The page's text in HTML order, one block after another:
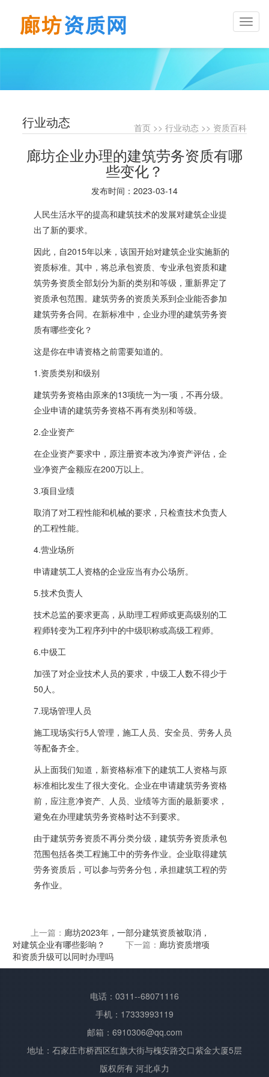
行业动态 首页>> 行业动态>> 资质百科
廊坊企业办理的建筑劳务资质有哪
些变化？
发布时间：2023-03-14
人民生活水平的提高和建筑技术的发展对建筑企业提
出了新的要求。
因此，自2015年以来，该国开始对建筑企业实施新的
资质标准。其中，将总承包资质、专业承包资质和建
筑劳务资质全部划分为新的类别和等级，重新界定了
资质承包范围。建筑劳务的资质关系到企业能否参加
建筑劳务合同。在新标准中，企业办理的建筑劳务资
质有哪些变化？
这是你在申请资格之前需要知道的。
1.资质类别和级别
建筑劳务资格由原来的13项统一为一项，不再分级。
企业申请的建筑劳务资格不再有类别和等级。
2.企业资产
在企业资产要求中，原注册资本改为净资产评估，企
业净资产金额应在200万以上。
3.项目业绩
取消了对工程性能和机械的要求，只检查技术负责人
的工程性能。
4.营业场所
申请建筑工人资格的企业应当有办公场所。
5.技术负责人
技术总监的要求更高，从助理工程师或更高级别的工
程师转变为工程序列中的中级职称或高级工程师。
6.中级工
加强了对企业技术人员的要求，中级工人数不得少于
50人。
7.现场管理人员
施工现场实行5人管理，施工人员、安全员、劳务人员
等配备齐全。
从上面我们知道，新资格标准下的建筑工人资格与原
标准相比发生了很大变化。企业在申请建筑劳务资格
前，应注意净资产、人员、业绩等方面的最新要求，
避免在办理建筑劳务资格时达不到要求。
由于建筑劳务资质不再分类分级，建筑劳务资质承包
范围包括各类工程施工中的劳务作业。企业取得建筑
劳务资质后，可以参与劳务分包，承担建筑工程的劳
务作业。
上一篇： 廊坊2023年，一部分建筑资质被取消，
对建筑企业有哪些影响？
下一篇： 廊坊资质增项
和资质升级可以同时办理吗
电话：0311--68071116
手机：17333993119
邮箱：6910306@qq.com
地址：石家庄市桥西区红旗大街与槐安路交口紫金大厦5层
版权所有 河北卓力